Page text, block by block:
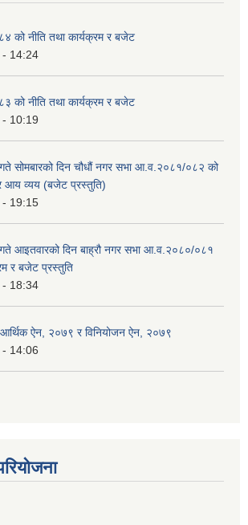
को नीति तथा कार्यक्रम र बजेट
14:24
को नीति तथा कार्यक्रम र बजेट
10:19
सोमबारको दिन चौधौं नगर सभा आ.व.२०८१/०८२ को
र आय व्यय (बजेट प्रस्तुति)
19:15
आइतवारको दिन बाह्रौ नगर सभा आ.व.२०८०/०८१
र बजेट प्रस्तुति
18:34
आर्थिक ऐन, २०७९ र विनियोजन ऐन, २०७९
14:06